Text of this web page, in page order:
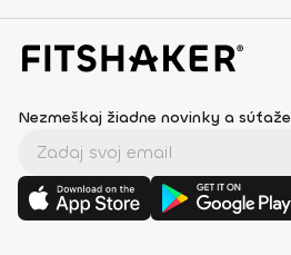
Nezmeškaj žiadne novinky a súťaže